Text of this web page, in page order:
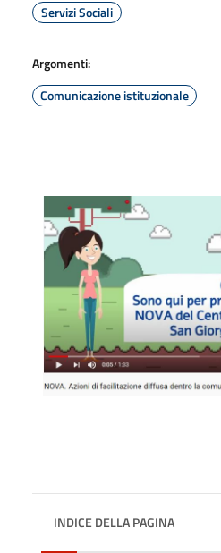
Servizi Sociali
Argomenti:
Comunicazione istituzionale
INDICE DELLA PAGINA